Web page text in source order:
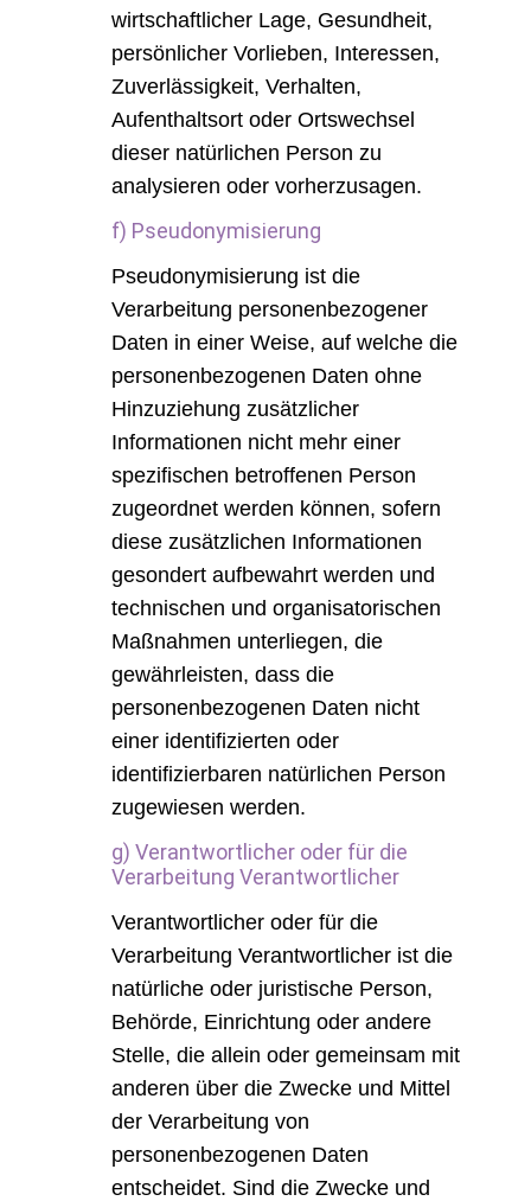
wirtschaftlicher Lage, Gesundheit,
persönlicher Vorlieben, Interessen,
Zuverlässigkeit, Verhalten,
Aufenthaltsort oder Ortswechsel
dieser natürlichen Person zu
analysieren oder vorherzusagen.
f) Pseudonymisierung
Pseudonymisierung ist die
Verarbeitung personenbezogener
Daten in einer Weise, auf welche die
personenbezogenen Daten ohne
Hinzuziehung zusätzlicher
Informationen nicht mehr einer
spezifischen betroffenen Person
zugeordnet werden können, sofern
diese zusätzlichen Informationen
gesondert aufbewahrt werden und
technischen und organisatorischen
Maßnahmen unterliegen, die
gewährleisten, dass die
personenbezogenen Daten nicht
einer identifizierten oder
identifizierbaren natürlichen Person
zugewiesen werden.
g) Verantwortlicher oder für die
Verarbeitung Verantwortlicher
Verantwortlicher oder für die
Verarbeitung Verantwortlicher ist die
natürliche oder juristische Person,
Behörde, Einrichtung oder andere
Stelle, die allein oder gemeinsam mit
anderen über die Zwecke und Mittel
der Verarbeitung von
personenbezogenen Daten
entscheidet. Sind die Zwecke und